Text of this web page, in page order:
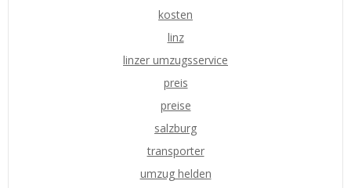
kosten
linz
linzer umzugsservice
preis
preise
salzburg
transporter
umzug helden